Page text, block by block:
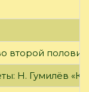
второй
Н. Гумилёв